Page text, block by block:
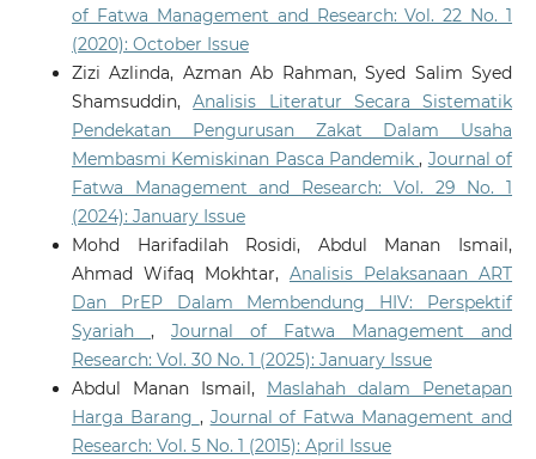
of Fatwa Management and Research: Vol. 22 No. 1
(2020): October Issue
Zizi Azlinda, Azman Ab Rahman, Syed Salim Syed
Shamsuddin,Analisis Literatur Secara Sistematik
Pendekatan Pengurusan Zakat Dalam Usaha
Membasmi Kemiskinan Pasca Pandemik, Journal of
Fatwa Management and Research: Vol. 29 No. 1
(2024): January Issue
Mohd Harifadilah Rosidi, Abdul Manan Ismail,
Ahmad Wifaq Mokhtar,Analisis Pelaksanaan ART
Dan PrEP Dalam Membendung HIV: Perspektif
Syariah , Journal of Fatwa Management and
Research: Vol. 30 No. 1 (2025): January Issue
Abdul Manan Ismail, Maslahah dalam Penetapan
Harga Barang , Journal of Fatwa Management and
Research: Vol. 5 No. 1 (2015): April Issue